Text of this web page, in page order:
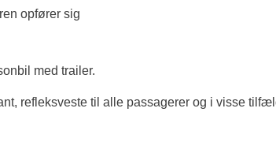
opfører sig
med trailer.
refleksveste til alle passagerer og i visse